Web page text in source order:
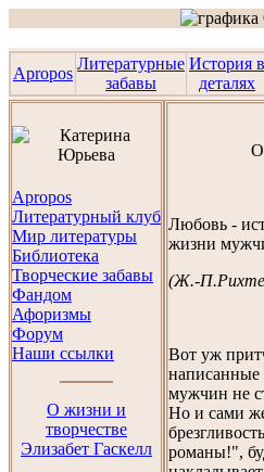
Apropos
Литературные
забавы
История в
деталях
Apropos
Литературный клуб
Мир литературы
Библиотека
Творческие забавы
Фандом
Афоризмы
Форум
Наши ссылки
О жизни и
творчестве
Элизабет Гаскелл
О
Любовь -
жизни
(Ж.-
Вот уж
мужчин не
Но и сами
романы!",